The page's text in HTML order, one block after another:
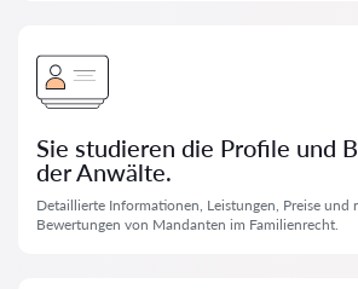
Sie studieren die Profile und
der Anwälte.
Detaillierte Informationen, Leistungen, Preise und
Bewertungen von Mandanten im Familienrecht.